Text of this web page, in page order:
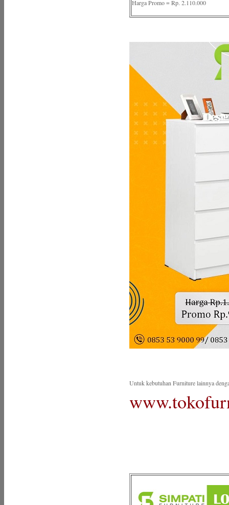
Harga Promo = Rp. 2.110.000
Untuk kebutuhan Furniture lainnya